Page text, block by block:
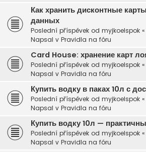
Как хранить дисконтные
данных
Poslední příspěvek od myjkoelspok «
Napsal v Pravidla na fóru
Card House: хранение карт
Poslední příspěvek od myjkoelspok «
Napsal v Pravidla na fóru
Купить водку в паках 10л с
Poslední příspěvek od myjkoelspok «
Napsal v Pravidla na fóru
Купить водку 10л —
Poslední příspěvek od myjkoelspok «
Napsal v Pravidla na fóru